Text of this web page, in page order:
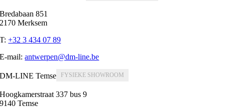
Bredabaan 851
2170 Merksem
T:+32 3 434 07 89
E-mail:antwerpen@dm-line.be
DM-LINE Temse
Hoogkamerstraat 337 bus 9
9140 Temse